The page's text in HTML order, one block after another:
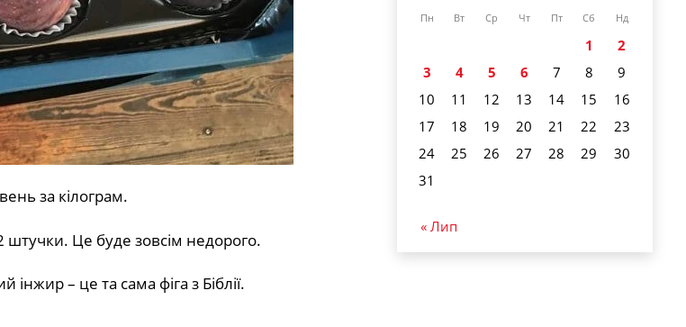
за кілограм.
Це буде зовсім недорого.
– це та сама фіга з Біблії.
Пн Вт Ср Чт Пт Сб Нд
1
2
3
4 5 6 7 8
9
10
11 12 13 14 15
16
17
18 19 20 21 22
23
24
25 26 27 28 29
30
31
« Лип